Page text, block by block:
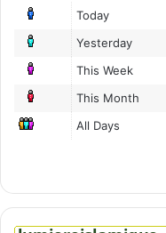
Today
Yesterday
This Week
This Month
All Days